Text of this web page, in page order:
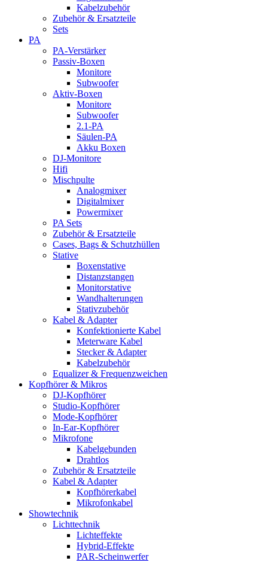
Kabelzubehör
Zubehör & Ersatzteile
Sets
PA
PA-Verstärker
Passiv-Boxen
Monitore
Subwoofer
Aktiv-Boxen
Monitore
Subwoofer
2.1-PA
Säulen-PA
Akku Boxen
DJ-Monitore
Hifi
Mischpulte
Analogmixer
Digitalmixer
Powermixer
PA Sets
Zubehör & Ersatzteile
Cases, Bags & Schutzhüllen
Stative
Boxenstative
Distanzstangen
Monitorstative
Wandhalterungen
Stativzubehör
Kabel & Adapter
Konfektionierte Kabel
Meterware Kabel
Stecker & Adapter
Kabelzubehör
Equalizer & Frequenzweichen
Kopfhörer & Mikros
DJ-Kopfhörer
Studio-Kopfhörer
Mode-Kopfhörer
In-Ear-Kopfhörer
Mikrofone
Kabelgebunden
Drahtlos
Zubehör & Ersatzteile
Kabel & Adapter
Kopfhörerkabel
Mikrofonkabel
Showtechnik
Lichttechnik
Lichteffekte
Hybrid-Effekte
PAR-Scheinwerfer